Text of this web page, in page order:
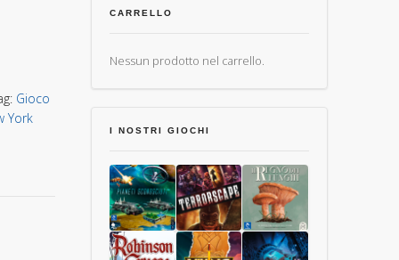
Gioco
York
CARRELLO
Nessun prodotto nel carrello.
I NOSTRI GIOCHI